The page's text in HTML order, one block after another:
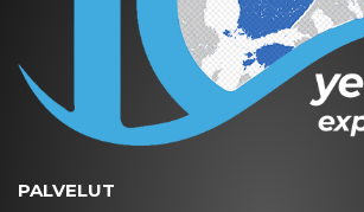
PALVELUT